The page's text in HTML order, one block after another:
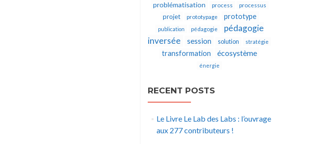
problématisation process processus
projet prototypage prototype
publication pédagogie
pédagogie
inversée
session solution stratégie
transformation écosystème
énergie
RECENT POSTS
Le Livre Le Lab des Labs : l’ouvrage
aux 277 contributeurs !